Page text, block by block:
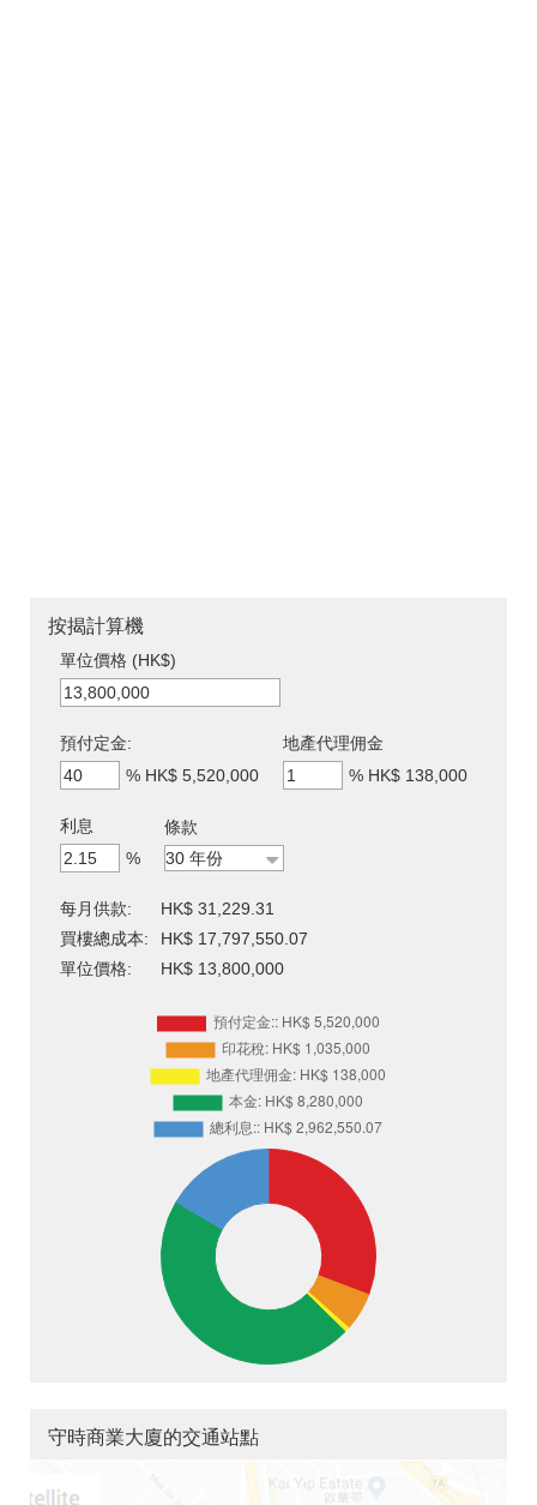
按揭計算機
單位價格 (HK$)
預付定金:
% HK$ 5,520,000
地產代理佣金
% HK$ 138,000
利息
%
條款
每月供款:
HK$ 31,229.31
買樓總成本:
HK$ 17,797,550.07
單位價格:
HK$ 13,800,000
守時商業大廈的交通站點